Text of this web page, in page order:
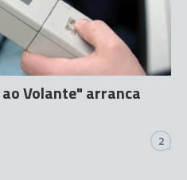
Volante" arranca
2